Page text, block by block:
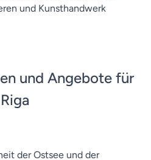
und Kunsthandwerk
und Angebote für
Riga
der Ostsee und der